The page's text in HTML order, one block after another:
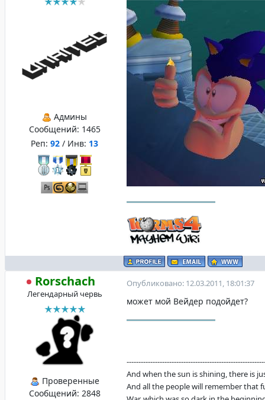
Админы
Сообщений: 1465
Реп: 92 / Инв: 13
Rorschach
Легендарный червь
Проверенные
Сообщений: 2848
Опубликовано: 12.03.2011, 18:01:37
может мой Вейдер подойдет?
And when the sun is shining, there is
And all the people will remember that